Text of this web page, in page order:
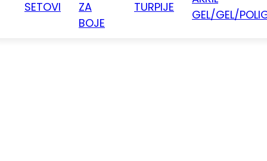
SETOVI
ZA
BOJE
TURPIJE
GEL/GEL/